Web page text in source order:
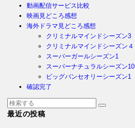
動画配信サービス比較
映画見どころ感想
海外ドラマ見どころ感想
クリミナルマインドシーズン3
クリミナルマインドシーズン４
スーパーガールシーズン1
スーパーナチュラルシーズン10
ビッグバンセオリーシーズン1
確認完了
最近の投稿